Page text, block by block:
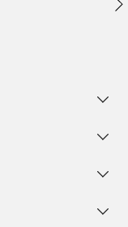
Auf einem
kühlen
richtig
den